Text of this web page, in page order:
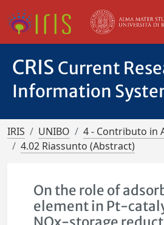
CRIS Current
Information
IRIS UNIBO
4 - Contributo in
4.02 Riassunto (Abstract)
On the role of
element in Pt-